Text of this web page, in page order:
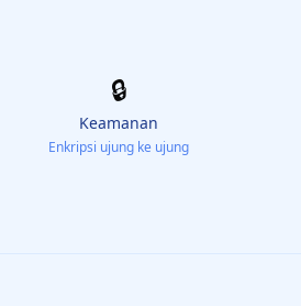
🔒
Keamanan
Enkripsi ujung ke ujung